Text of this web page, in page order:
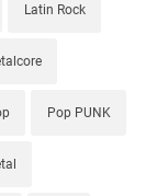
Latin Rock
Pop PUNK